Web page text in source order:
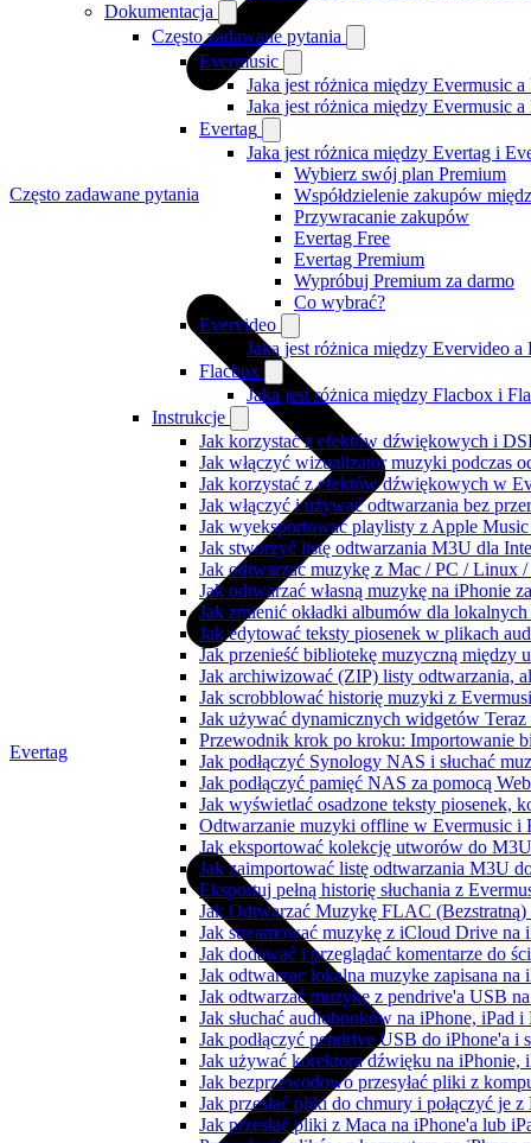
Dokumentacja
Często zadawane pytania
Evermusic
Jaka jest różnica między Evermusic
Jaka jest różnica między Evermusic
Evertag
Jaka jest różnica między Evertag i
Wybierz swój plan Premium
Współdzielenie zakupów
Przywracanie zakupów
Evertag Free
Evertag Premium
Wypróbuj Premium za darmo
Co wybrać?
Evervideo
Jaka jest różnica między Evervideo a
Flacbox
Jaka jest różnica między Flacbox i
Instrukcje
Jak korzystać z efektów dźwiękowych i
Jak włączyć wizualizator muzyki podczas
Jak korzystać z efektów dźwiękowych w
Jak włączyć i używać odtwarzania bez
Jak wyeksportować playlisty z Apple
Jak stworzyć listę odtwarzania M3U dla
Jak odtwarzać muzykę z Mac / PC /
Jak odtwarzać własną muzykę na iPhonie
Jak zmienić okładki albumów dla
Jak edytować teksty piosenek w plikach
Jak przenieść bibliotekę muzyczną
Jak archiwizować (ZIP) listy odtwarzania,
Jak scrobblować historię muzyki z
Jak używać dynamicznych widgetów
Przewodnik krok po kroku: Importowanie
Jak podłączyć Synology NAS i słuchać
Jak podłączyć pamięć NAS za pomocą
Jak wyświetlać osadzone teksty piosenek,
Odtwarzanie muzyki offline w Evermusic i
Jak eksportować kolekcję utworów do
Jak zaimportować listę odtwarzania M3U
Eksportuj pełną historię słuchania z
Jak Odtwarzać Muzykę FLAC
Jak streamować muzykę z iCloud Drive na
Jak dodawać i przeglądać komentarze do
Jak odtwarzac lokalna muzyke zapisana na
Jak odtwarzać muzykę z pendrive'a USB
Jak słuchać audiobooków na iPhone, iPad
Jak podłączyć pendrive USB do iPhone'a i
Jak używać korektora dźwięku na
Jak bezprzewodowo przesyłać pliki z
Jak przesłać pliki do chmury i połączyć je
Jak przesłać pliki z Maca na iPhone'a lub
Często zadawane pytania
Evertag